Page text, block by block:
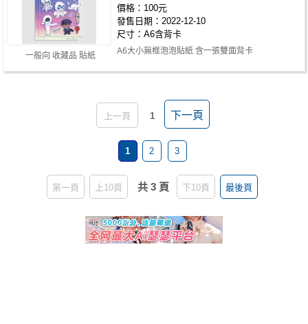
一般向 收藏品 貼紙
價格：100元
發售日期：2022-12-10
尺寸：A6含背卡
A6大小無框泡泡貼紙 含一張雙面背卡
上一頁 1 下一頁
1 2 3
第一頁 上10頁 共 3 頁 下10頁 最後頁